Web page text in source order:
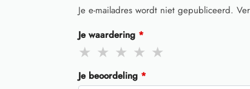
Je e-mailadres wordt niet gepubliceerd.
Je waardering *
Je beoordeling *